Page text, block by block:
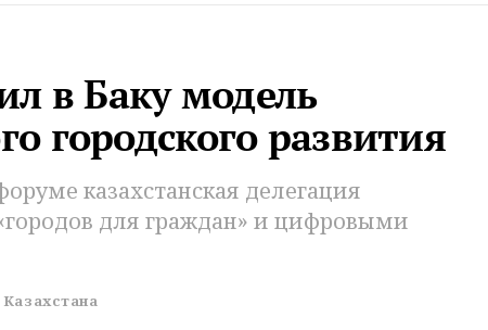
в Баку модель
городского развития
казахстанская делегация
для граждан» и цифровыми